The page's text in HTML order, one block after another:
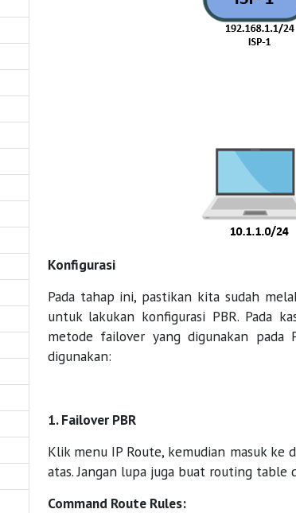
Konfigurasi
Pada tahap ini, pastikan kita sudah
untuk lakukan konfigurasi PBR. Pada
metode failover yang digunakan
digunakan:
1. Failover PBR
Klik menu IP Route, kemudian masuk ke
atas. Jangan lupa juga buat routing table
Command Route Rules: